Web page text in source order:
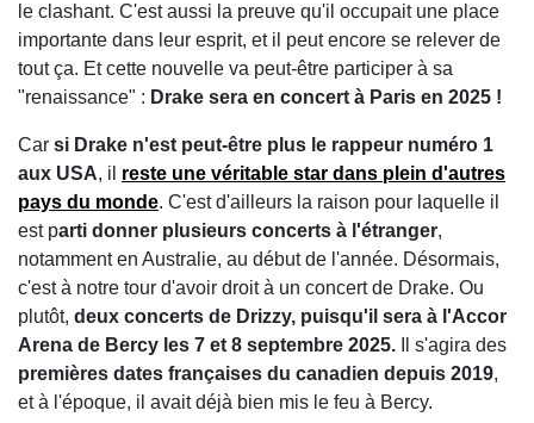
le clashant. C'est aussi la preuve qu'il occupait une place
importante dans leur esprit, et il peut encore se relever de
tout ça. Et cette nouvelle va peut-être participer à sa
"renaissance" : Drake sera en concert à Paris en 2025 !
Car si Drake n'est peut-être plus le rappeur numéro 1
aux USA, il reste une véritable star dans plein d'autres
pays du monde. C'est d'ailleurs la raison pour laquelle il
est parti donner plusieurs concerts à l'étranger,
notamment en Australie, au début de l'année. Désormais,
c'est à notre tour d'avoir droit à un concert de Drake. Ou
plutôt, deux concerts de Drizzy, puisqu'il sera à l'Accor
Arena de Bercy les 7 et 8 septembre 2025. Il s'agira des
premières dates françaises du canadien depuis 2019,
et à l'époque, il avait déjà bien mis le feu à Bercy.